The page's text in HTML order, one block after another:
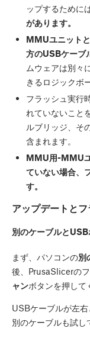
ップするためには
があります。
MMUユニット
方のUSBケーブ
ムウェアは別々
きるロジックボ
フラッシュ実行
れていないこと
ルブリッジ、そ
含まれます。
MMU用-MMU
ていない場合、
す。
アップデートと
別のケーブルと
まず、パソコンの別
後、PrusaSlicerの
ャンボタンを押して
USBケーブルが左右
別のケーブルも試し